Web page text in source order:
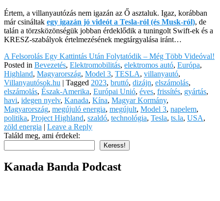
Értem, a villanyautózás nem igazán az Ő asztaluk. Igaz, korábban
már csináltak egy igazán jó videót a Tesla-ról (és Musk-ról), de
talán a törzsközönségük jobban érdeklődik a tuningolt Swift-ek és a
KRESZ-szabályok értelmezésének megtárgyalása iránt…
A Felsorolás Egy Kattintás Után Folytatódik – Még Több Videóval!
Posted in Bevezetés, Elektromobilitás, elektromos autó, Európa,
Highland, Magyarország, Model 3, TESLA, villanyautó,
Villanyautósok.hu | Tagged 2023, bruttó, dizájn, elszámolás,
elszámolás, Észak-Amerika, Európai Unió, éves, frissítés, gyártás,
havi, idegen nyelv, Kanada, Kína, Magyar Kormány,
Magyarország, megújuló energia, megújult, Model 3, napelem,
politika, Project Highland, szaldó, technológia, Tesla, ts.la, USA,
zöld energia | Leave a Reply
Találd meg, ami érdekel:
Keress!
Kanada Banda Podcast